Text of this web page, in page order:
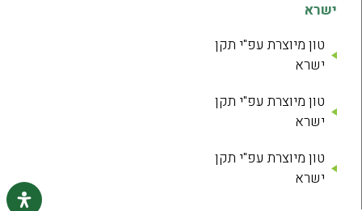
ישרא
טון מיוצרת עפ"י תקן
ישרא
טון מיוצרת עפ"י תקן
ישרא
טון מיוצרת עפ"י תקן
ישרא